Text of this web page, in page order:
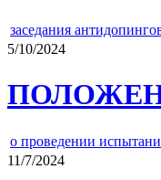
заседания
5/10/2024
о проведении
11/7/2024